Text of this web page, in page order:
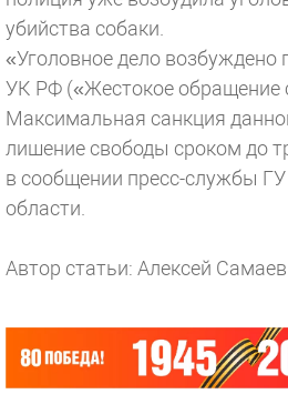
убийства собаки.
«Уголовное дело возбуждено
УК РФ («Жестокое обращение
Максимальная санкция
лишение свободы сроком до
в сообщении пресс-службы
области.
Автор статьи: Алексей Самаев